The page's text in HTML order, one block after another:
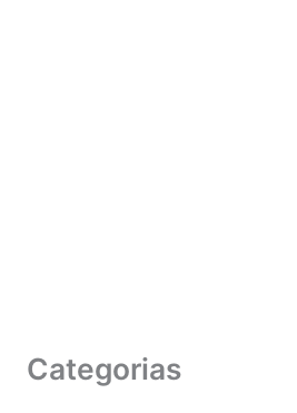
Categorias